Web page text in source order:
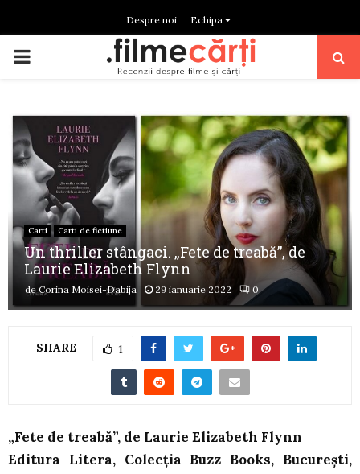
Despre noi Echipa
PRIMARY
Carti Carti de fictiune
Un thriller stângaci. „Fete de treabă”, de
Laurie Elizabeth Flynn
deCorina Moisei-Dabija 29 ianuarie 2022 0
SHARE 1
„Fete de treabă”, de Laurie Elizabeth Flynn
Editura Litera, Colecția Buzz Books, București,